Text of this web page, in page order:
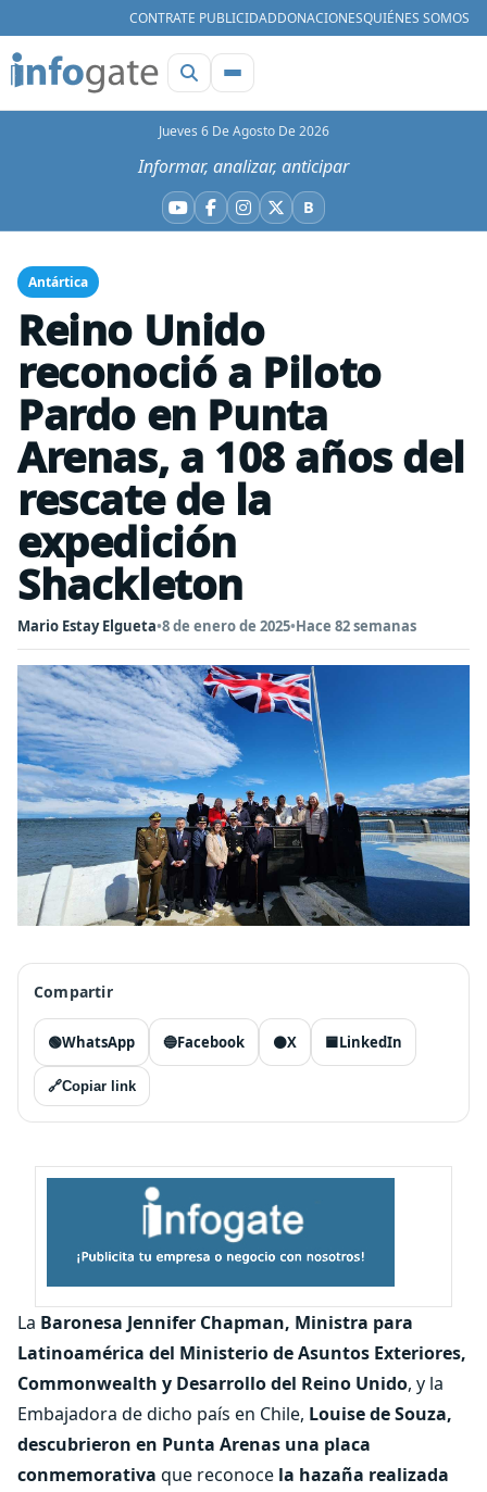
CONTRATE PUBLICIDADDONACIONESQUIÉNES SOMOS
Jueves 6 De Agosto De 2026
Informar, analizar, anticipar
YouTube
Facebook
Instagram
X BBluesky
Antártica
Reino Unido
reconoció a Piloto
Pardo en Punta
Arenas, a 108 años del
rescate de la
expedición
Shackleton
Mario Estay Elgueta•8 de enero de 2025•Hace 82 semanas
Compartir
🟢WhatsApp 🔵Facebook ⚫X 🟦LinkedIn
🔗Copiar link
La Baronesa Jennifer Chapman, Ministra para
Latinoamérica del Ministerio de Asuntos Exteriores,
Commonwealth y Desarrollo del Reino Unido, y la
Embajadora de dicho país en Chile, Louise de Souza,
descubrieron en Punta Arenas una placa
conmemorativa que reconoce la hazaña realizada